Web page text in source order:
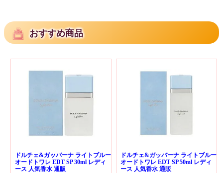
おすすめ商品
ドルチェ&ガッバーナ ライトブルー
オードトワレ EDT SP 30ml レディ
ース 人気香水 通販
ドルチェ&ガッバーナ ライトブルー
オードトワレ EDT SP 50ml レディ
ース 人気香水 通販